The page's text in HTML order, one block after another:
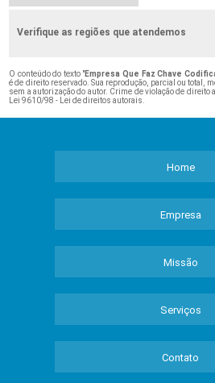
Verifique as regiões que atendemos
O conteúdo do texto "Empresa Que Faz Chave
é de direito reservado. Sua reprodução, parcial ou total,
sem a autorização do autor. Crime de violação de
Lei 9610/98 - Lei de direitos autorais
Home
Empresa
Missão
Serviços
Contato